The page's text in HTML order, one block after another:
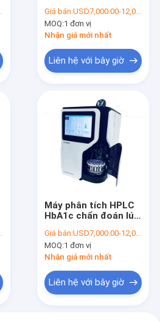
động hóa Máy phân
tích huyết sắc tố
Glycosyl hóa
Giá bán:USD7,000.00-12,000.00/Unit
MOQ:1 đơn vị
Nhận giá mới nhất
Liên hệ với bây giờ
Máy phân tích HPLC
HbA1c chẩn đoán lúc
động ở chế độ máu
toàn phần
Giá bán:USD7,000.00-12,000.00/Unit
MOQ:1 đơn vị
Nhận giá mới nhất
Liên hệ với bây giờ